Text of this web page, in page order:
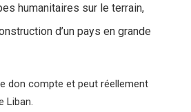
humanitaires sur le terrain,
d’un pays en grande
don compte et peut réellement
Liban.